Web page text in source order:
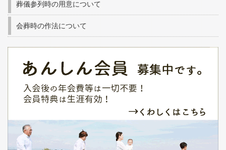
葬儀参列時の用意について
会葬時の作法について